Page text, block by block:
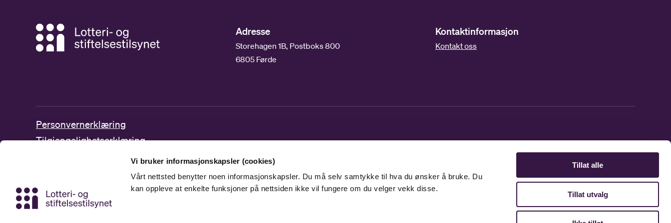
Vi bruker informasjonskapsler (cookies)
Vårt nettsted benytter noen informasjonskapsler. Du må selv samtykke til hva du ønsker å bruke. Du
kan oppleve at enkelte funksjoner på nettsiden ikke vil fungere om du velger vekk disse.
Tillat alle
Tillat utvalg
Adresse
Storehagen 1B, Postboks 800
6805 Førde
Kontaktinformasjon
Kontakt oss
Personvernerklæring
Tilgjengelighetserklæring